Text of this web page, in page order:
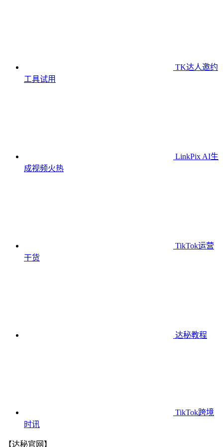
TK达人邀约
工具试用
LinkPix AI生
成视频火热
TikTok运营
干货
达秘教程
TikTok跨境
时讯
【达秘官网】